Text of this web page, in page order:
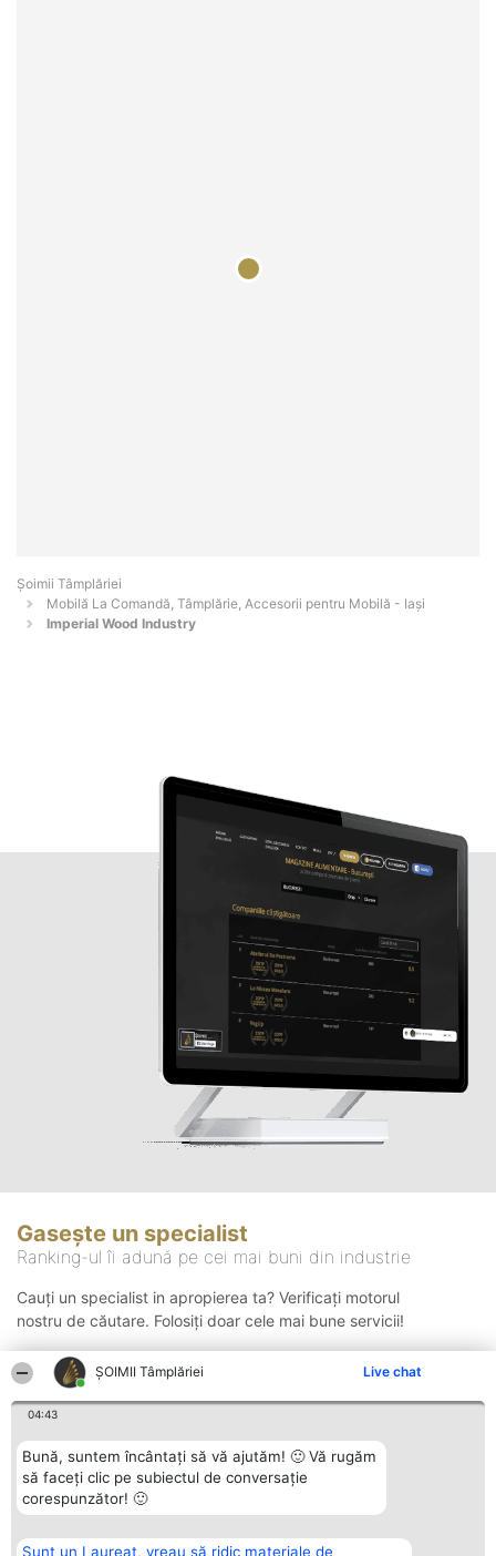
ȘOIMII Tâmplăriei Live chat
04:43
Bună, suntem încântați să vă ajutăm! 🙂 Vă rugăm
să faceți clic pe subiectul de conversație
corespunzător! 🙂
Sunt un Laureat, vreau să ridic materiale de
Șoimii Tâmplăriei
Mobilă La Comandă, Tâmplărie, Accesorii pentru Mobilă - Iaşi
Imperial Wood Industry
Gasește un specialist
Ranking-ul îi adună pe cei mai buni din industrie
Cauți un specialist in apropierea ta? Verificați motorul
nostru de căutare. Folosiți doar cele mai bune servicii!